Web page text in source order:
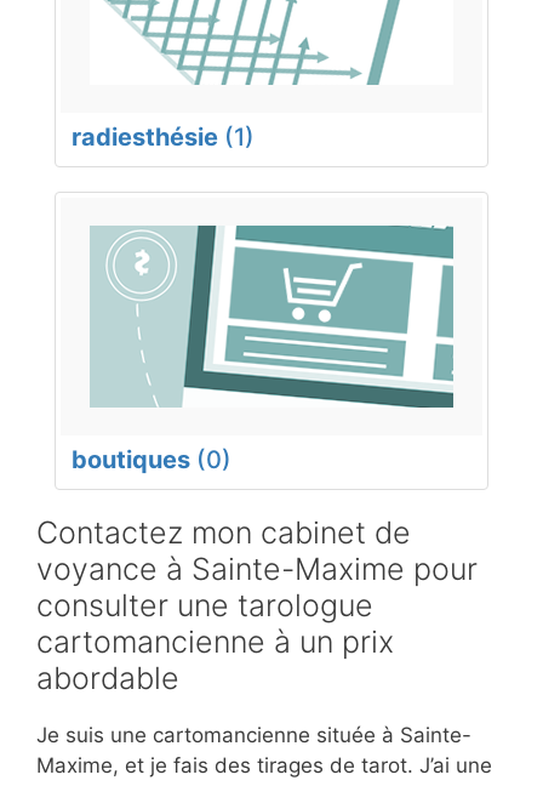
radiesthésie (1)
boutiques (0)
Contactez mon cabinet de
voyance à Sainte-Maxime pour
consulter une tarologue
cartomancienne à un prix
abordable
Je suis une cartomancienne située à Sainte-
Maxime, et je fais des tirages de tarot. J’ai une